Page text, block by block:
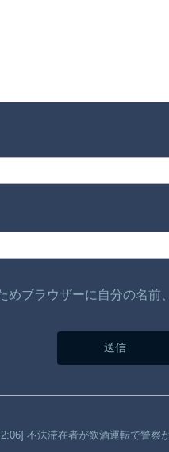
めブラウザーに自分の名
不法滞在者が飲酒運転で警察